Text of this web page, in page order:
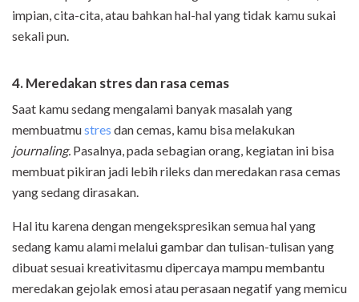
impian, cita-cita, atau bahkan hal-hal yang tidak kamu sukai
sekali pun.
4. Meredakan stres dan rasa cemas
Saat kamu sedang mengalami banyak masalah yang
membuatmustres dan cemas, kamu bisa melakukan
journaling. Pasalnya, pada sebagian orang, kegiatan ini bisa
membuat pikiran jadi lebih rileks dan meredakan rasa cemas
yang sedang dirasakan.
Hal itu karena dengan mengekspresikan semua hal yang
sedang kamu alami melalui gambar dan tulisan-tulisan yang
dibuat sesuai kreativitasmu dipercaya mampu membantu
meredakan gejolak emosi atau perasaan negatif yang memicu